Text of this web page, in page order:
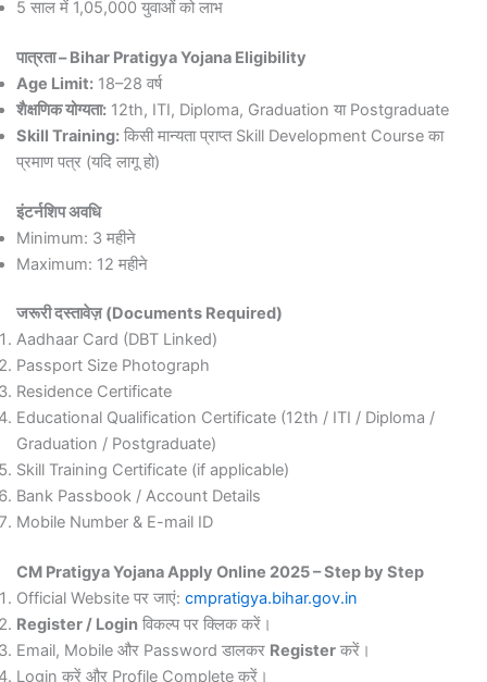
5 साल में 1,05,000 युवाओं को लाभ
पात्रता – Bihar Pratigya Yojana Eligibility
Age Limit:18–28 वर्ष
शैक्षणिक योग्यता:12th, ITI, Diploma, Graduation या Postgraduate
Skill Training:किसी मान्यता प्राप्त Skill Development Course का
प्रमाण पत्र (यदि लागू हो)
इंटर्नशिप अवधि
Minimum: 3 महीने
Maximum: 12 महीने
जरूरी दस्तावेज़ (Documents Required)
Aadhaar Card (DBT Linked)
Passport Size Photograph
Residence Certificate
Educational Qualification Certificate (12th / ITI / Diploma /
Graduation / Postgraduate)
Skill Training Certificate (if applicable)
Bank Passbook / Account Details
Mobile Number & E-mail ID
CM Pratigya Yojana Apply Online 2025 – Step by Step
Official Website पर जाएं: cmpratigya.bihar.gov.in
Register / Loginविकल्प पर क्लिक करें।
Email, Mobile और Password डालकर Registerकरें।
Login करें और Profile Complete करें।